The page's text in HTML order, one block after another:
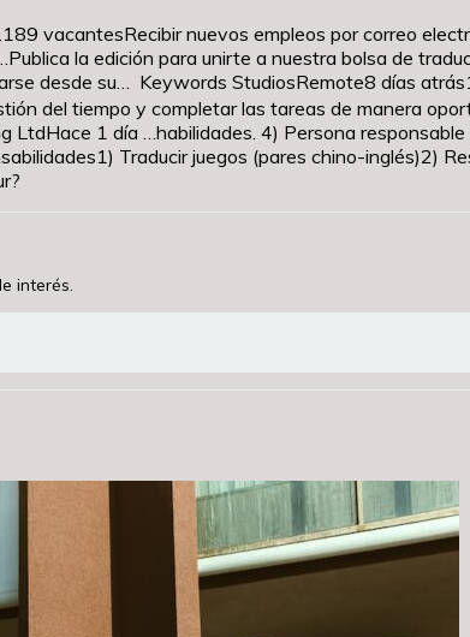
vacantesRecibir nuevos empleos por correo
la edición para unirte a nuestra bolsa de
desde su… Keywords StudiosRemote8 días
del tiempo y completar las tareas de manera
LtdHace 1 día …habilidades. 4) Persona
Traducir juegos (pares chino-inglés)2)
interés.